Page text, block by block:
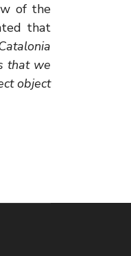
of the
that
that we
object